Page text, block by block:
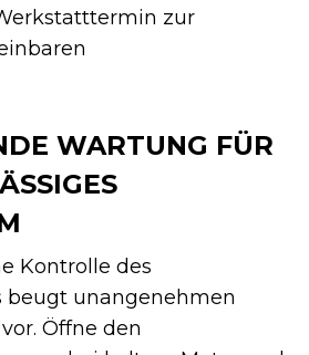
zur
WARTUNG FÜR
Kontrolle des
unangenehmen
Öffne den